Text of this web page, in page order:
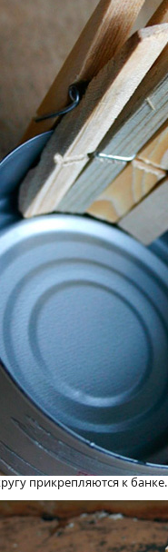
прикрепляются к банке.